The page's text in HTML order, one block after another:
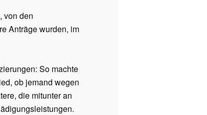
von den
Anträge wurden, im
So machte
ob jemand wegen
die mitunter an